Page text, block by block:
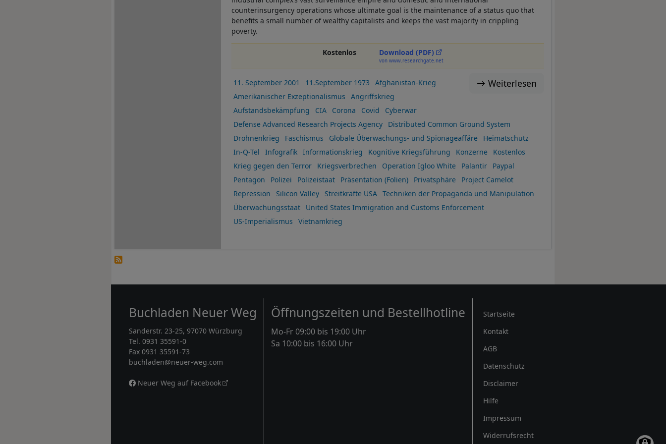
counterinsurgency operations whose ultimate goal is the maintenance of a status quo that
benefits a small number of wealthy capitalists and keeps the vast majority in crippling
poverty.
Kostenlos Download (PDF)
von www.researchgate.net
Weiterlesen
11. September 2001 11.September 1973
Afghanistan-Krieg
Amerikanischer Exzeptionalismus
Angriffskrieg
Aufstandsbekämpfung
CIA Corona Covid
Cyberwar
Defense Advanced Research Projects Agency
Distributed Common Ground System
Drohnenkrieg
Faschismus Globale Überwachungs- und Spionageaffäre
Heimatschutz
In-Q-Tel
Infografik Informationskrieg Kognitive Kriegsführung Konzerne
Kostenlos
Krieg gegen den Terror
Kriegsverbrechen Operation Igloo White Palantir
Paypal
Pentagon
Polizei Polizeistaat Präsentation (Folien) Privatsphäre
Project Camelot
Repression
Silicon Valley Streitkräfte USA
Techniken der Propaganda und Manipulation
Überwachungsstaat
United States Immigration and Customs Enforcement
US-Imperialismus
Vietnamkrieg
Buchladen Neuer Weg
Sanderstr. 23-25, 97070 Würzburg
Tel. 0931 35591-0
Fax 0931 35591-73
buchladen@neuer-weg.com
Neuer Weg auf Facebook
Öffnungszeiten und Bestellhotline
Mo-Fr 09:00 bis 19:00 Uhr
Sa 10:00 bis 16:00 Uhr
Rechtliches
Startseite
Kontakt
AGB
Datenschutz
Disclaimer
Hilfe
Impressum
Widerrufsrecht